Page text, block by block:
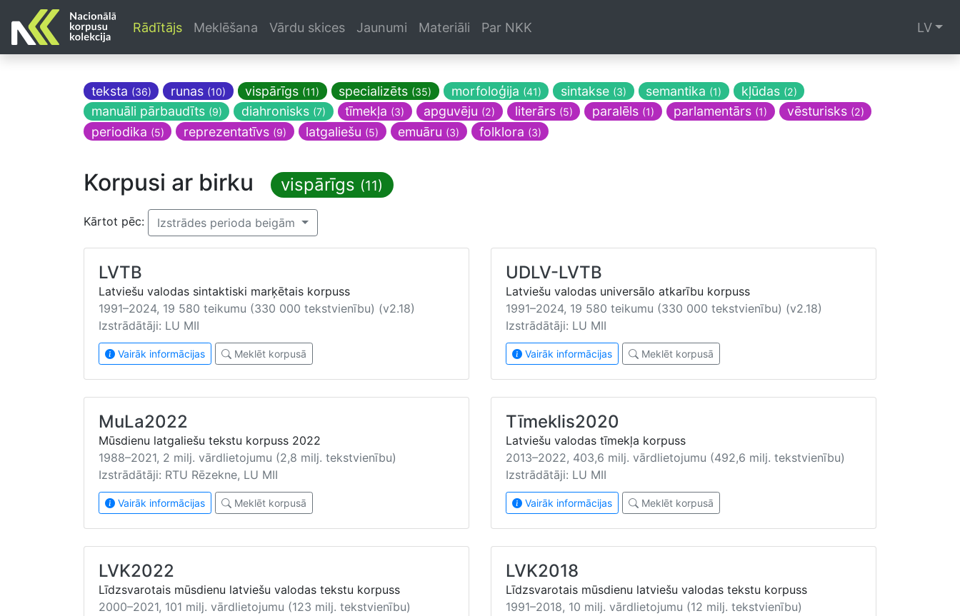
Rādītājs Meklēšana Vārdu skices Jaunumi Materiāli Par NKK LV
teksta (36) runas (10) vispārīgs (11) specializēts (35) morfoloģija (41) sintakse (3) semantika (1) kļūdas (2)
manuāli pārbaudīts (9) diahronisks (7) tīmekļa (3) apguvēju (2) literārs (5) paralēls (1) parlamentārs (1) vēsturisks (2)
periodika (5) reprezentatīvs (9) latgaliešu (5) emuāru (3) folklora (3)
Korpusi ar birku vispārīgs (11)
Kārtot pēc: Izstrādes perioda beigām
LVTB
Latviešu valodas sintaktiski marķētais korpuss
1991–2024, 19 580 teikumu (330 000 tekstvienību) (v2.18)
Izstrādātāji: LU MII
Vairāk informācijas Meklēt korpusā
UDLV-LVTB
Latviešu valodas universālo atkarību korpuss
1991–2024, 19 580 teikumu (330 000 tekstvienību) (v2.18)
Izstrādātāji: LU MII
Vairāk informācijas Meklēt korpusā
MuLa2022
Mūsdienu latgaliešu tekstu korpuss 2022
1988–2021, 2 milj. vārdlietojumu (2,8 milj. tekstvienību)
Izstrādātāji: RTU Rēzekne, LU MII
Vairāk informācijas Meklēt korpusā
Tīmeklis2020
Latviešu valodas tīmekļa korpuss
2013–2022, 403,6 milj. vārdlietojumu (492,6 milj. tekstvienību)
Izstrādātāji: LU MII
Vairāk informācijas Meklēt korpusā
LVK2022
Līdzsvarotais mūsdienu latviešu valodas tekstu korpuss
2000–2021, 101 milj. vārdlietojumu (123 milj. tekstvienību)
LVK2018
Līdzsvarotais mūsdienu latviešu valodas tekstu korpuss
1991–2018, 10 milj. vārdlietojumu (12 milj. tekstvienību)